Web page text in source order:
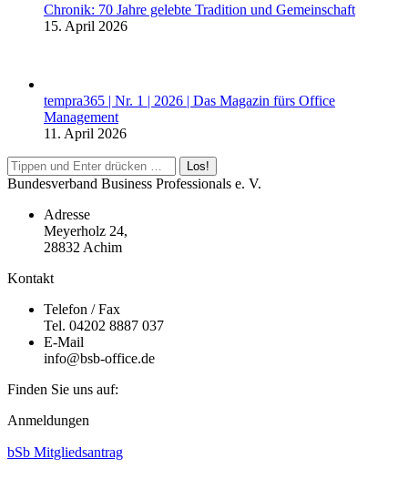
Chronik: 70 Jahre gelebte Tradition und Gemeinschaft
15. April 2026
tempra365 | Nr. 1 | 2026 | Das Magazin fürs Office
Management
11. April 2026
Search:
Bundesverband Business Professionals e. V.
Adresse
Meyerholz 24,
28832 Achim
Kontakt
Telefon / Fax
Tel. 04202 8887 037
E-Mail
info@bsb-office.de
Finden Sie uns auf:
Facebook
opens
Linkedin
opens
Instagram
opens
Anmeldungen
bSb Mitgliedsantrag